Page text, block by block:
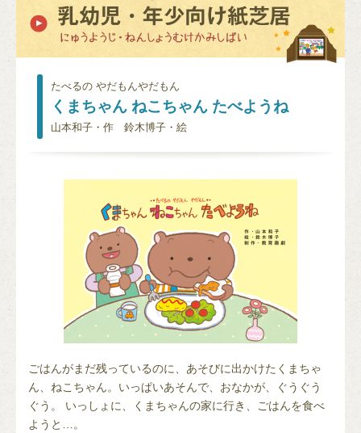
たべるの やだもんやだもん
くまちゃん ねこちゃん たべようね
山本和子・作 鈴木博子・絵
ごはんがまだ残っているのに、あそびに出かけたくまちゃ
ん、ねこちゃん。いっぱいあそんで、おなかが、ぐうぐう
ぐう。 いっしょに、くまちゃんの家に行き、ごはんを食べ
ようと…。